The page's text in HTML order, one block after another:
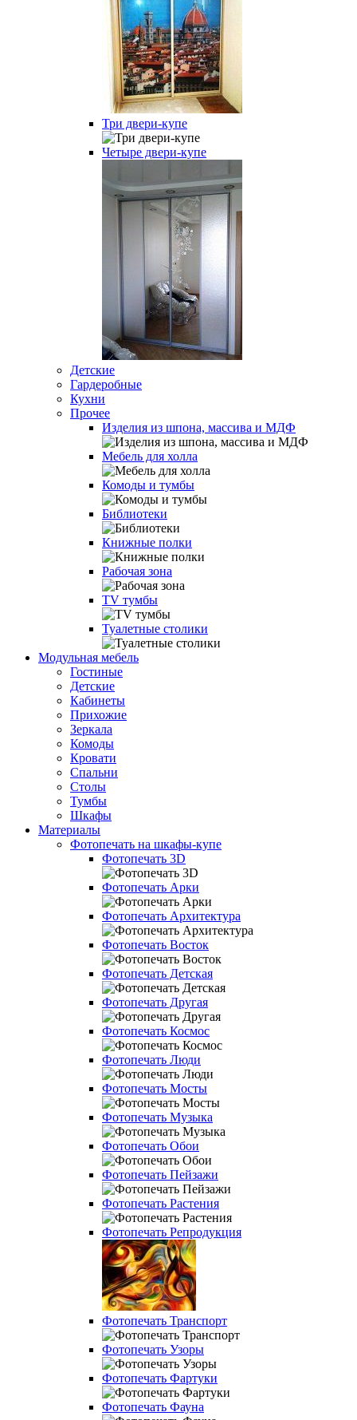
Три двери-купе
Четыре двери-купе
Детские
Гардеробные
Кухни
Прочее
Изделия из шпона, массива и МДФ
Мебель для холла
Комоды и тумбы
Библиотеки
Книжные полки
Рабочая зона
TV тумбы
Туалетные столики
Модульная мебель
Гостиные
Детские
Кабинеты
Прихожие
Зеркала
Комоды
Кровати
Спальни
Столы
Тумбы
Шкафы
Материалы
Фотопечать на шкафы-купе
Фотопечать 3D
Фотопечать Арки
Фотопечать Архитектура
Фотопечать Восток
Фотопечать Детская
Фотопечать Другая
Фотопечать Космос
Фотопечать Люди
Фотопечать Мосты
Фотопечать Музыка
Фотопечать Обои
Фотопечать Пейзажи
Фотопечать Растения
Фотопечать Репродукция
Фотопечать Транспорт
Фотопечать Узоры
Фотопечать Фартуки
Фотопечать Фауна